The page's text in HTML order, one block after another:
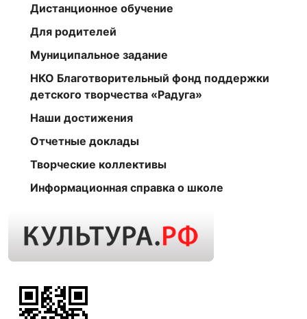
Дистанционное обучение
Для родителей
Муниципальное задание
НКО Благотворительный фонд поддержки
детского творчества «Радуга»
Наши достижения
Отчетные доклады
Творческие коллективы
Информационная справка о школе